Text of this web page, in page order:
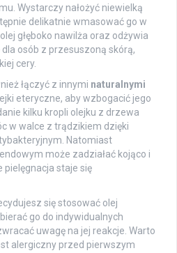
Wystarczy nałożyć niewielką
delikatnie wmasować go w
głęboko nawilża oraz odżywia
osób z przesuszoną skórą,
cery.
łączyć z innymi naturalnymi
eteryczne, aby wzbogacić jego
kilku kropli olejku z drzewa
w walce z trądzikiem dzięki
Natomiast
może zadziałać kojąco i
pielęgnacja staje się
się stosować olej
go do indywidualnych
uwagę na jej reakcje. Warto
alergiczny przed pierwszym